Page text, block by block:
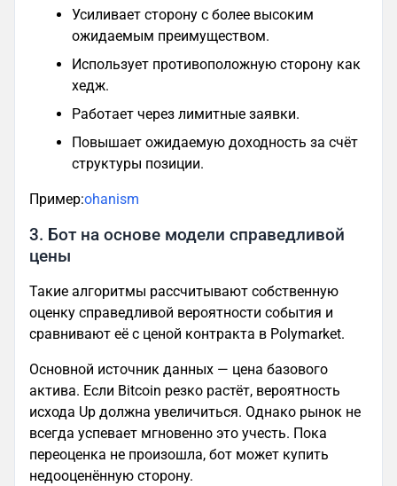
Усиливает сторону с более высоким
ожидаемым преимуществом.
Использует противоположную сторону как
хедж.
Работает через лимитные заявки.
Повышает ожидаемую доходность за счёт
структуры позиции.
Пример:ohanism
3. Бот на основе модели справедливой
цены
Такие алгоритмы рассчитывают собственную
оценку справедливой вероятности события и
сравнивают её с ценой контракта в Polymarket.
Основной источник данных — цена базового
актива. Если Bitcoin резко растёт, вероятность
исхода Up должна увеличиться. Однако рынок не
всегда успевает мгновенно это учесть. Пока
переоценка не произошла, бот может купить
недооценённую сторону.